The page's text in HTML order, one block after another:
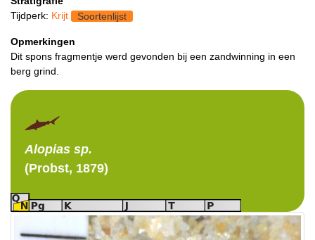
Tijdperk: Krijt Soortenlijst
Opmerkingen
Dit spons fragmentje werd gevonden bij een zandwinning in een
berg grind.
Alopias sp.
(Probst, 1879)